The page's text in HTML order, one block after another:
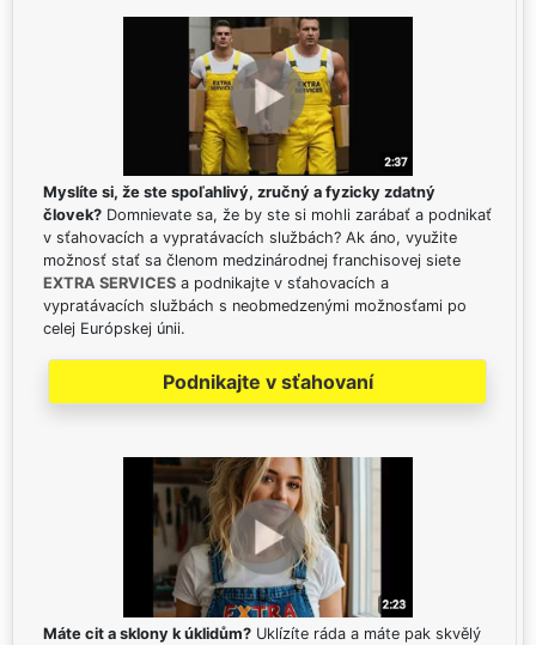
Myslíte si, že ste spoľahlivý, zručný a fyzicky zdatný
človek? Domnievate sa, že by ste si mohli zarábať a podnikať
v sťahovacích a vypratávacích službách? Ak áno, využite
možnosť stať sa členom medzinárodnej franchisovej siete
EXTRA SERVICES a podnikajte v sťahovacích a
vypratávacích službách s neobmedzenými možnosťami po
celej Európskej únii.
Podnikajte v sťahovaní
Máte cit a sklony k úklidům? Uklízíte ráda a máte pak skvělý